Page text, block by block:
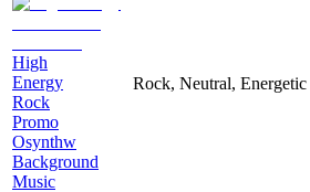
High
Energy
Rock
Promo
Osynthw
Background
Music
Rock, Neutral, Energetic